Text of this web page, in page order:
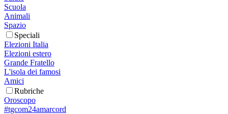
Scuola
Animali
Spazio
Speciali
Elezioni Italia
Elezioni estero
Grande Fratello
L'isola dei famosi
Amici
Rubriche
Oroscopo
#tgcom24amarcord